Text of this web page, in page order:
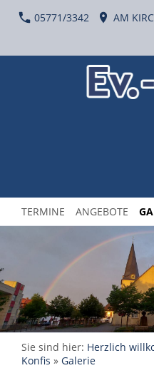
05771/3342 AM
TERMINE ANGEBOTE
Sie sind hier: Herzlich
Konfis » Galerie